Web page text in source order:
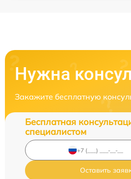
Нужна
Закажите бесплатную
Бесплатная
специалистом
Оставить